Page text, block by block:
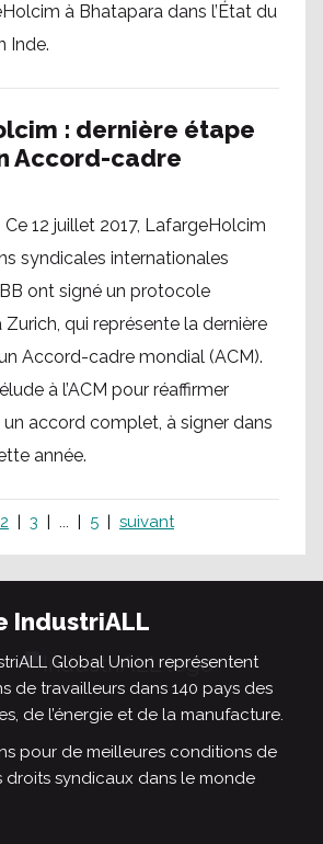
à Bhatapara dans l’État du
Inde.
: dernière étape
Accord-cadre
Ce 12 juillet 2017, LafargeHolcim
syndicales internationales
ont signé un protocole
Zurich, qui représente la dernière
Accord-cadre mondial (ACM).
à l’ACM pour réaffirmer
un accord complet, à signer dans
année.
2 3 ... 5 suivant
IndustriALL
Global Union représentent
de travailleurs dans 140 pays des
de l’énergie et de la manufacture.
pour de meilleures conditions de
droits syndicaux dans le monde